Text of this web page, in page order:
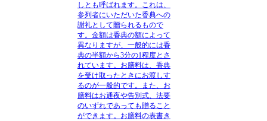
しとも呼ばれます。これは、
参列者にいただいた香典への
謝礼として贈られるもので
す。金額は香典の額によって
異なりますが、一般的には香
典の半額から3分の1程度とさ
れています。お膳料は、香典
を受け取ったときにお渡しす
るのが一般的です。また、 お
膳料はお通夜や告別式、法要
のいずれであっても贈ること
ができます。お膳料の表書き